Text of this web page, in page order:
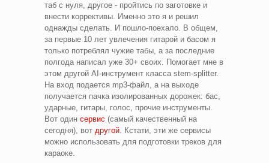
таб с нуля, другое - пройтись по заготовке и
внести коррективы. Именно это я и решил
однажды сделать. И пошло-поехало. В общем,
за первые 10 лет увлечения гитарой и басом я
только потреблял чужие табы, а за последние
полгода написал уже 30+ своих. Помогает мне в
этом другой AI-инструмент класса stem-splitter.
На вход подается mp3-файл, а на выходе
получается пачка изолированных дорожек: бас,
ударные, гитары, голос, прочие инструменты.
Вот один сервис (самый качественный на
сегодня), вот другой. Кстати, эти же сервисы
можно использовать для подготовки треков для
караоке.